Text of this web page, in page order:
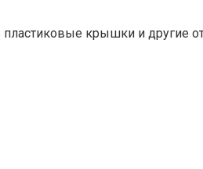
крышки и другие